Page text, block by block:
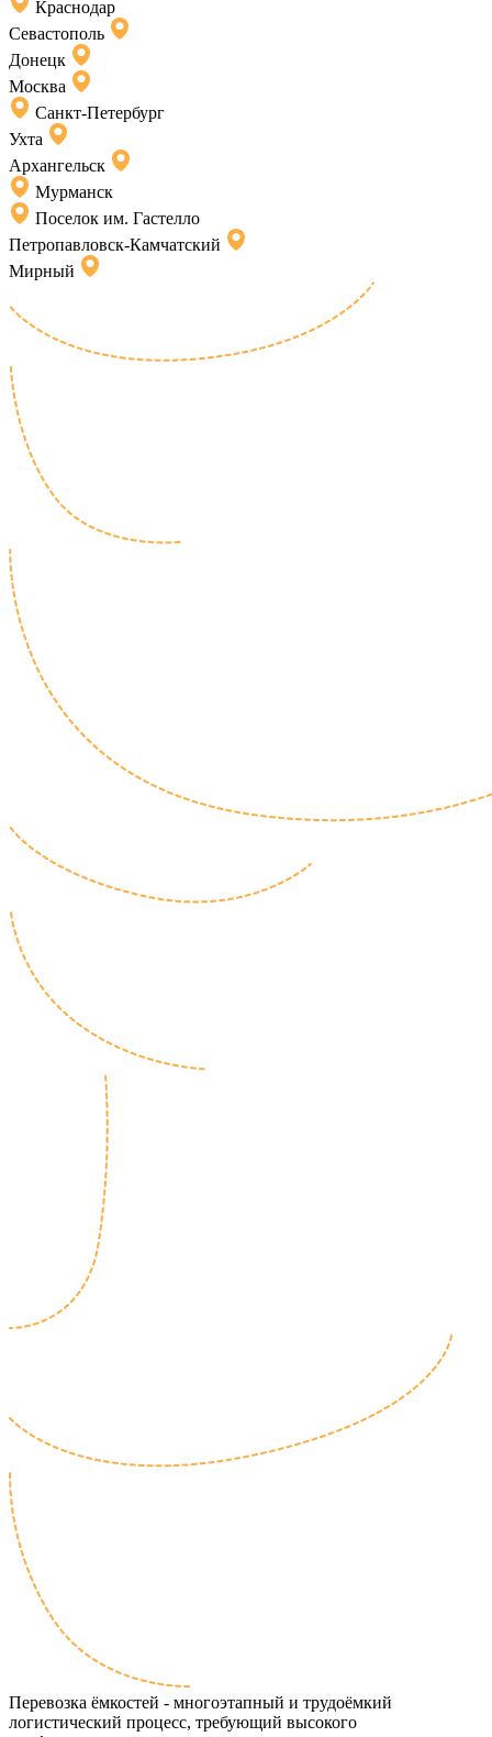
Краснодар
Севастополь
Донецк
Москва
Санкт-Петербург
Ухта
Архангельск
Мурманск
Поселок им. Гастелло
Петропавловск-Камчатский
Мирный
Перевозка ёмкостей - многоэтапный и трудоёмкий
логистический процесс, требующий высокого